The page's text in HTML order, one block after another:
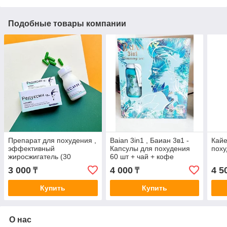
Подобные товары компании
Препарат для похудения ,
эффективный
жиросжигатель (30
капсулу) 15 мг
3 000 ₸
Купить
Baian 3in1 , Баиан 3в1 -
Капсулы для похудения
60 шт + чай + кофе
4 000₸
Купить
4
О нас